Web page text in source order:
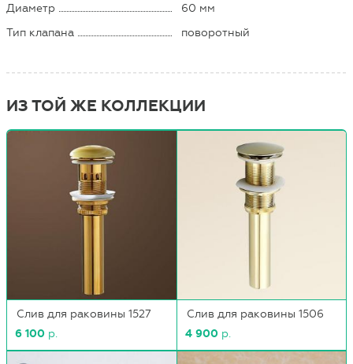
Диаметр
60 мм
Тип клапана
поворотный
ИЗ ТОЙ ЖЕ КОЛЛЕКЦИИ
Слив для раковины 1527
6 100 р.
Слив для раковины 1506
4 900 р.